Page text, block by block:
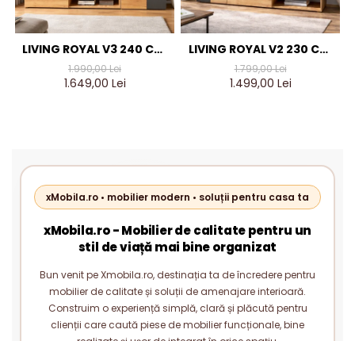
LIVING ROYAL V3 240 CM,
STEJAR AURIU & GRI
ANTRACIT – MOBILIER
1.990,00 Lei
1.649,00 Lei
LIVING ROYAL V2 230 CM,
STEJAR AURIU & GRI
ANTRACIT – MOBILIER
1.799,00 Lei
1.499,00 Lei
xMobila.ro • mobilier modern • soluții pentru casa ta
xMobila.ro - Mobilier de calitate pentru un
stil de viață mai bine organizat
Bun venit pe Xmobila.ro, destinația ta de încredere pentru
mobilier de calitate și soluții de amenajare interioară.
Construim o experiență simplă, clară și plăcută pentru
clienții care caută piese de mobilier funcționale, bine